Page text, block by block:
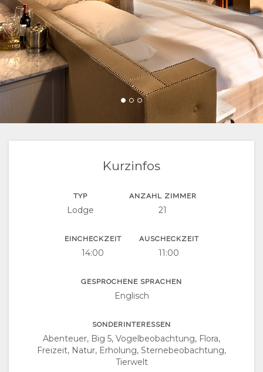
VIDEOS
HERUNTERLADEN
WEGBESCHREIBUNGEN
SPRACHE
WECHSELN
SPANISCH
FRANZÖSISCH
ITALIENISCH
PORTUGIESE
ENGLISCH
Kurzinfos
TYP
Lodge
ANZAHL ZIMMER
21
EINCHECKZEIT
14:00
AUSCHECKZEIT
11:00
GESPROCHENE SPRACHEN
Englisch
SONDERINTERESSEN
Abenteuer, Big 5, Vogelbeobachtung, Flora,
Freizeit, Natur, Erholung, Sternebeobachtung,
Tierwelt